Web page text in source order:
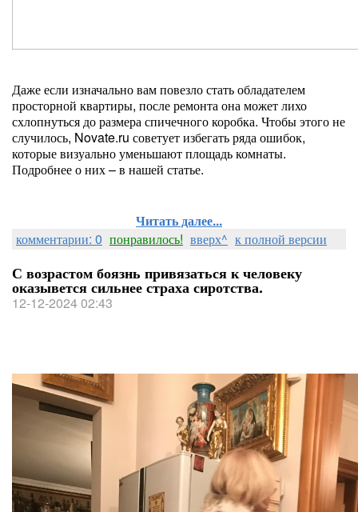
Даже если изначально вам повезло стать обладателем
просторной квартиры, после ремонта она может лихо
схлопнуться до размера спичечного коробка. Чтобы этого не
случилось, Novate.ru советует избегать ряда ошибок,
которые визуально уменьшают площадь комнаты.
Подробнее о них – в нашей статье.
Читать далее...
комментарии: 0 понравилось! вверх^ к полной версии
С возрастом боязнь привязаться к человеку
оказывется сильнее страха сиротства.
12-12-2024 02:43